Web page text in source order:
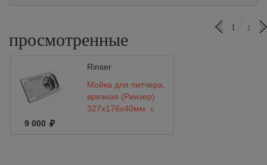
просмотренные
1 1
Rinser
Мойка для питчера,
врезная (Ринзер)
327x176х40мм, с
9 000